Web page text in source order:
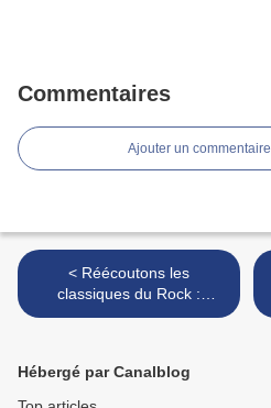
Commentaires
Ajouter un commentaire
< Réécoutons les
classiques du Rock :
"Hypnotised" de The
Hébergé par Canalblog